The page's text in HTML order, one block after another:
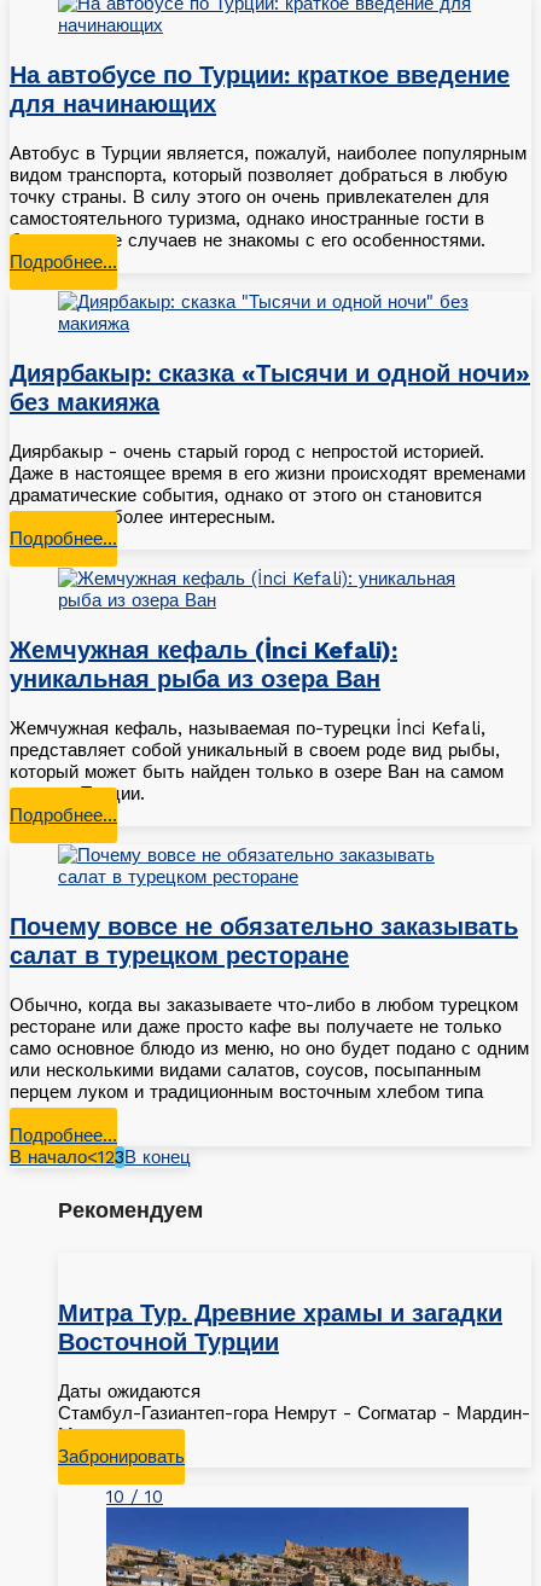
На автобусе по Турции: краткое введение
для начинающих
Автобус в Турции является, пожалуй, наиболее популярным
видом транспорта, который позволяет добраться в любую
точку страны. В силу этого он очень привлекателен для
самостоятельного туризма, однако иностранные гости в
большинстве случаев не знакомы с его особенностями.
Подробнее…
Диярбакыр: сказка «Тысячи и одной ночи»
без макияжа
Диярбакыр - очень старый город с непростой историей.
Даже в настоящее время в его жизни происходят временами
драматические события, однако от этого он становится
только еще более интересным.
Подробнее…
Жемчужная кефаль (İnci Kefali):
уникальная рыба из озера Ван
Жемчужная кефаль, называемая по-турецки İnci Kefali,
представляет собой уникальный в своем роде вид рыбы,
который может быть найден только в озере Ван на самом
востоке Турции.
Подробнее…
Почему вовсе не обязательно заказывать
салат в турецком ресторане
Обычно, когда вы заказываете что-либо в любом турецком
ресторане или даже просто кафе вы получаете не только
само основное блюдо из меню, но оно будет подано с одним
или несколькими видами салатов, соусов, посыпанным
перцем луком и традиционным восточным хлебом типа
лаваша.
Подробнее…
В начало<123В конец
Рекомендуем
Митра Тур. Древние храмы и загадки
Восточной Турции
Даты ожидаются
Стамбул-Газиантеп-гора Немрут - Согматар - Мардин-
Мидьят
Забронировать
10 / 10